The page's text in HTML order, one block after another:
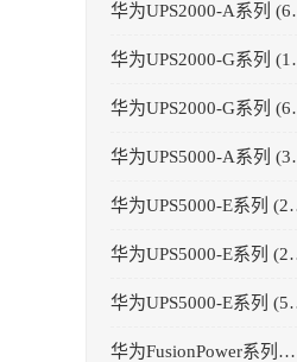
华为
华为
华为
华为
华为
华为
华为
华为FusionPower系列（1200kVA）